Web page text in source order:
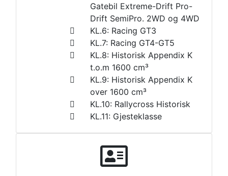
Gatebil Extreme-Drift Pro-
Drift SemiPro. 2WD og 4WD
KL.6: Racing GT3
KL.7: Racing GT4-GT5
KL.8: Historisk Appendix K
t.o.m 1600 cm³
KL.9: Historisk Appendix K
over 1600 cm³
KL.10: Rallycross Historisk
KL.11: Gjesteklasse